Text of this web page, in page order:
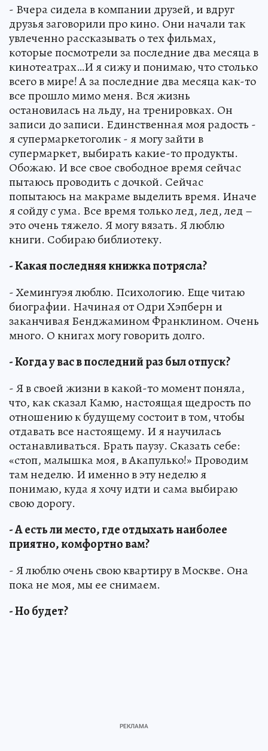
- Вчера сидела в компании друзей, и вдруг
друзья заговорили про кино. Они начали так
увлеченно рассказывать о тех фильмах,
которые посмотрели за последние два месяца в
кинотеатрах…И я сижу и понимаю, что столько
всего в мире! А за последние два месяца как-то
все прошло мимо меня. Вся жизнь
остановилась на льду, на тренировках. Он
записи до записи. Единственная моя радость -
я супермаркетоголик - я могу зайти в
супермаркет, выбирать какие-то продукты.
Обожаю. И все свое свободное время сейчас
пытаюсь проводить с дочкой. Сейчас
попытаюсь на макраме выделить время. Иначе
я сойду с ума. Все время только лед, лед, лед –
это очень тяжело. Я могу вязать. Я люблю
книги. Собираю библиотеку.
- Какая последняя книжка потрясла?
- Хемингуэя люблю. Психологию. Еще читаю
биографии. Начиная от Одри Хэпберн и
заканчивая Бенджамином Франклином. Очень
много. О книгах могу говорить долго.
- Когда у вас в последний раз был отпуск?
- Я в своей жизни в какой-то момент поняла,
что, как сказал Камю, настоящая щедрость по
отношению к будущему состоит в том, чтобы
отдавать все настоящему. И я научилась
останавливаться. Брать паузу. Сказать себе:
«стоп, малышка моя, в Акапулько!» Проводим
там неделю. И именно в эту неделю я
понимаю, куда я хочу идти и сама выбираю
свою дорогу.
- А есть ли место, где отдыхать наиболее
приятно, комфортно вам?
- Я люблю очень свою квартиру в Москве. Она
пока не моя, мы ее снимаем.
- Но будет?